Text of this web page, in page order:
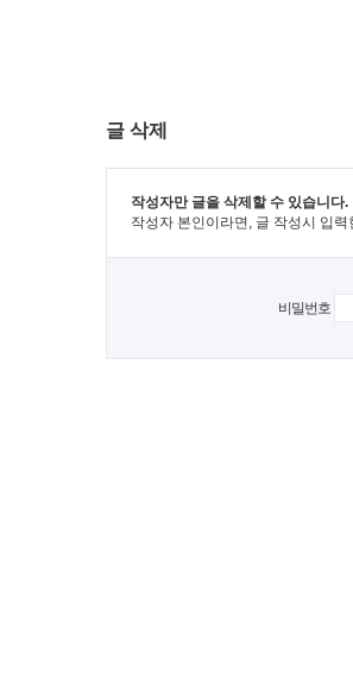
글 삭제
작성자만 글을 삭제할 수 있습니다.
작성자 본인이라면, 글 작성시 입
비밀번호